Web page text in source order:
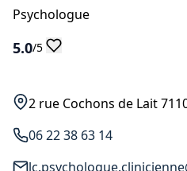
Psychologue
5.0/5
2 rue Cochons de Lait
06 22 38 63 14